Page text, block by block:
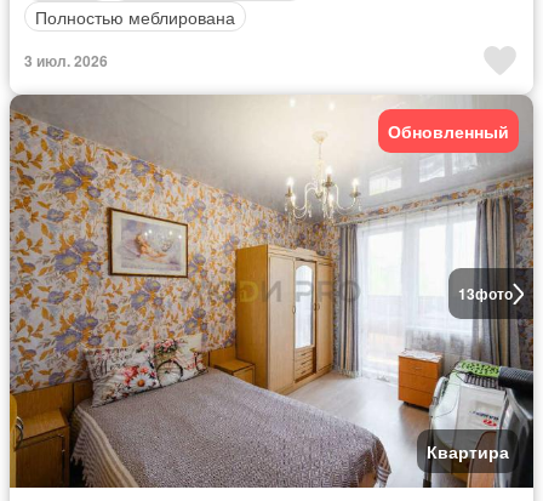
Полностью меблирована
3 июл. 2026
13фото
Обновленный
Квартира